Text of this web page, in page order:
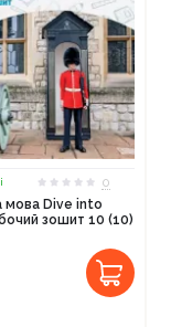
0
мова Dive into
зошит 10 (10)